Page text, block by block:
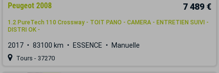
Peugeot 2008 7 489 €
1.2 PureTech 110 Crossway - TOIT PANO - CAMERA - ENTRETIEN SUIVI -
DISTRI OK -
2017 83100 km ESSENCE Manuelle
Tours - 37270